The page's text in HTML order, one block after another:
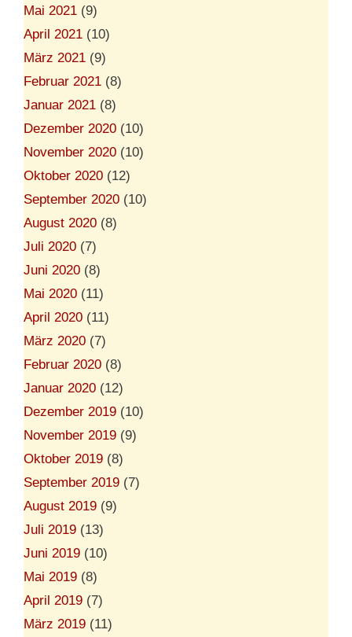
Mai 2021 (9)
April 2021 (10)
März 2021 (9)
Februar 2021 (8)
Januar 2021 (8)
Dezember 2020 (10)
November 2020 (10)
Oktober 2020 (12)
September 2020 (10)
August 2020 (8)
Juli 2020 (7)
Juni 2020 (8)
Mai 2020 (11)
April 2020 (11)
März 2020 (7)
Februar 2020 (8)
Januar 2020 (12)
Dezember 2019 (10)
November 2019 (9)
Oktober 2019 (8)
September 2019 (7)
August 2019 (9)
Juli 2019 (13)
Juni 2019 (10)
Mai 2019 (8)
April 2019 (7)
März 2019 (11)